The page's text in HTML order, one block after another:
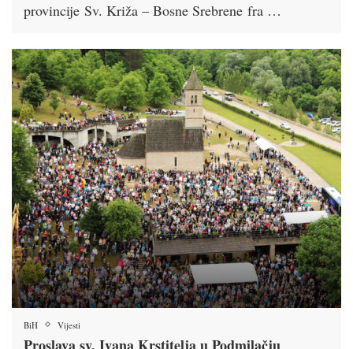
provincije Sv. Križa – Bosne Srebrene fra …
BiH Vijesti
Proslava sv. Ivana Krstitelja u Podmilačju